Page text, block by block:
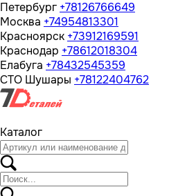
Петербург +78126766649
Москва +74954813301
Красноярск +73912169591
Краснодар +78612018304
Елабуга +78432545359
СТО Шушары +78122404762
Каталог